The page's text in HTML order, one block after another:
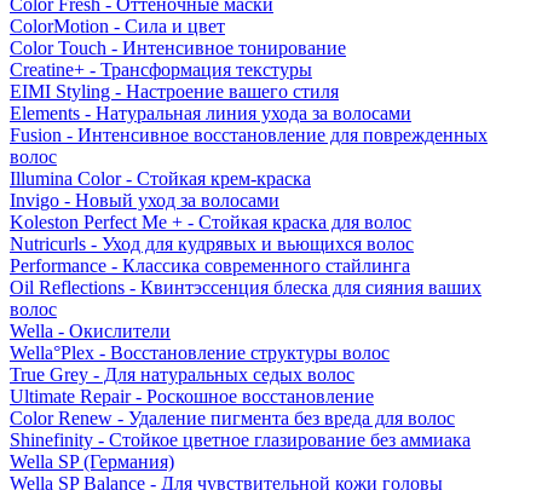
Color Fresh - Оттеночные маски
ColorMotion - Сила и цвет
Color Touch - Интенсивное тонирование
Creatine+ - Трансформация текстуры
EIMI Styling - Настроение вашего стиля
Elements - Натуральная линия ухода за волосами
Fusion - Интенсивное восстановление для поврежденных
волос
Illumina Color - Стойкая крем-краска
Invigo - Новый уход за волосами
Koleston Perfect Me + - Стойкая краска для волос
Nutricurls - Уход для кудрявых и вьющихся волос
Performance - Классика современного стайлинга
Oil Reflections - Квинтэссенция блеска для сияния ваших
волос
Wella - Окислители
Wella°Plex - Восстановление структуры волос
True Grey - Для натуральных седых волос
Ultimate Repair - Роскошное восстановление
Color Renew - Удаление пигмента без вреда для волос
Shinefinity - Стойкое цветное глазирование без аммиака
Wella SP (Германия)
Wella SP Balance - Для чувствительной кожи головы